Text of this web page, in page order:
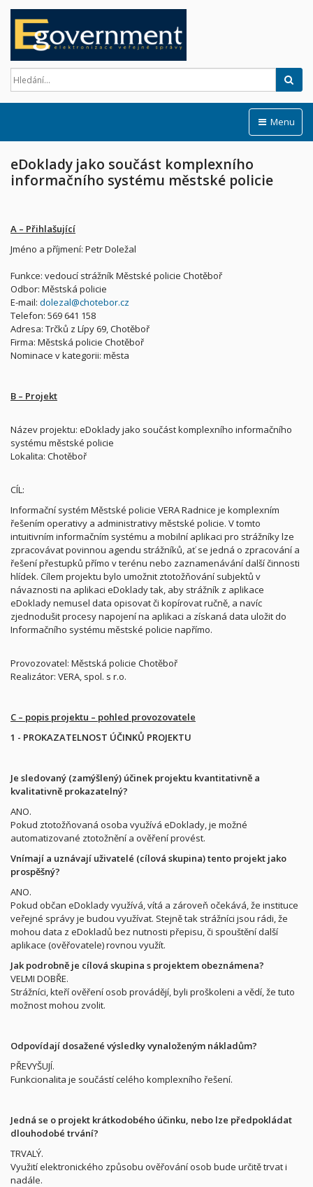
Menu
eDoklady jako součást komplexního
informačního systému městské policie
A – Přihlašující
Jméno a příjmení: Petr Doležal
Funkce: vedoucí strážník Městské policie Chotěboř
Odbor: Městská policie
E-mail: dolezal@chotebor.cz
Telefon: 569 641 158
Adresa: Trčků z Lípy 69, Chotěboř
Firma: Městská policie Chotěboř
Nominace v kategorii: města
B – Projekt
Název projektu: eDoklady jako součást komplexního informačního
systému městské policie
Lokalita: Chotěboř
CÍL:
Informační systém Městské policie VERA Radnice je komplexním
řešením operativy a administrativy městské policie. V tomto
intuitivním informačním systému a mobilní aplikaci pro strážníky lze
zpracovávat povinnou agendu strážníků, ať se jedná o zpracování a
řešení přestupků přímo v terénu nebo zaznamenávání další činnosti
hlídek. Cílem projektu bylo umožnit ztotožňování subjektů v
návaznosti na aplikaci eDoklady tak, aby strážník z aplikace
eDoklady nemusel data opisovat či kopírovat ručně, a navíc
zjednodušit procesy napojení na aplikaci a získaná data uložit do
Informačního systému městské policie napřímo.
Provozovatel: Městská policie Chotěboř
Realizátor: VERA, spol. s r.o.
C – popis projektu – pohled provozovatele
1 - PROKAZATELNOST ÚČINKŮ PROJEKTU
Je sledovaný (zamýšlený) účinek projektu kvantitativně a
kvalitativně prokazatelný?
ANO.
Pokud ztotožňovaná osoba využívá eDoklady, je možné
automatizované ztotožnění a ověření provést.
Vnímají a uznávají uživatelé (cílová skupina) tento projekt jako
prospěšný?
ANO.
Pokud občan eDoklady využívá, vítá a zároveň očekává, že instituce
veřejné správy je budou využívat. Stejně tak strážníci jsou rádi, že
mohou data z eDokladů bez nutnosti přepisu, či spouštění další
aplikace (ověřovatele) rovnou využít.
Jak podrobně je cílová skupina s projektem obeznámena?
VELMI DOBŘE.
Strážníci, kteří ověření osob provádějí, byli proškoleni a vědí, že tuto
možnost mohou zvolit.
Odpovídají dosažené výsledky vynaloženým nákladům?
PŘEVYŠUJÍ.
Funkcionalita je součástí celého komplexního řešení.
Jedná se o projekt krátkodobého účinku, nebo lze předpokládat
dlouhodobé trvání?
TRVALÝ.
Využití elektronického způsobu ověřování osob bude určitě trvat i
nadále.